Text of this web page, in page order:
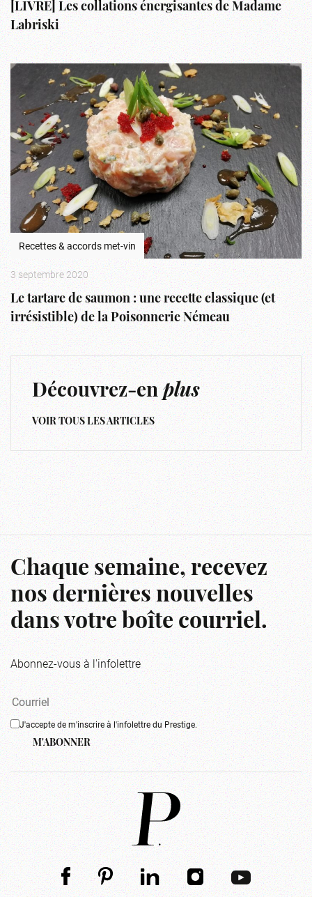
[LIVRE] Les collations énergisantes de Madame
Labriski
Recettes & accords met-vin
3 septembre 2020
Le tartare de saumon : une recette classique (et
irrésistible) de la Poisonnerie Némeau
Découvrez-enplus
VOIR TOUS LES ARTICLES
Chaque semaine, recevez
nos dernières nouvelles
dans votre boîte courriel.
Abonnez-vous à l'infolettre
J'accepte de m'inscrire à l'infolettre du Prestige.
M'ABONNER